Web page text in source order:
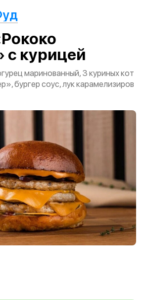
с курицей
маринованный, 3 куриных кот
бургер соус, лук карамелизиров